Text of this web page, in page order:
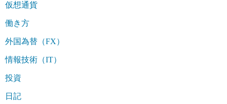
仮想通貨
働き方
外国為替（FX）
情報技術（IT）
投資
日記